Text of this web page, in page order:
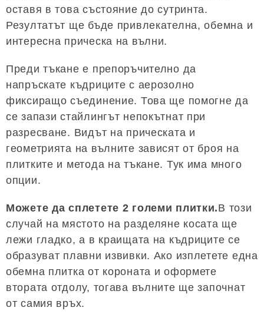
оставя в това състояние до сутринта.
Резултатът ще бъде привлекателна, обемна и
интересна прическа на вълни.
Преди тъкане е препоръчително да
напръскате къдриците с аерозолно
фиксиращо съединение. Това ще помогне да
се запази стайлингът непокътнат при
разресване. Видът на прическата и
геометрията на вълните зависят от броя на
плитките и метода на тъкане. Тук има много
опции.
Можете да сплетете 2 големи плитки.В този
случай на мястото на разделяне косата ще
лежи гладко, а в краищата на къдриците се
образуват плавни извивки. Ако изплетете една
обемна плитка от короната и оформете
втората отдолу, тогава вълните ще започнат
от самия връх.